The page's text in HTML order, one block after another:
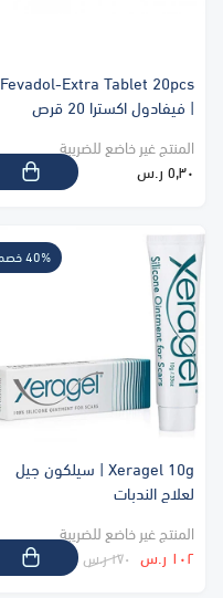
Fevadol-Extra Tablet 20pcs
| فيفادول اكسترا 20 قرص
المنتج غير خاضع للضريبة
٥٫٣٠ ر.س
40% خصم
Xeragel 10g | سيلكون جيل
لعلاج الندبات
المنتج غير خاضع للضريبة
١٠٢ ر.س ١٧٠ ر.س